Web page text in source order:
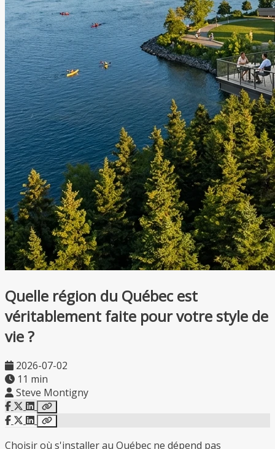
Quelle région du Québec est
véritablement faite pour votre style de
vie ?
2026-07-02
11 min
Steve Montigny
Choisir où s'installer au Québec ne dépend pas